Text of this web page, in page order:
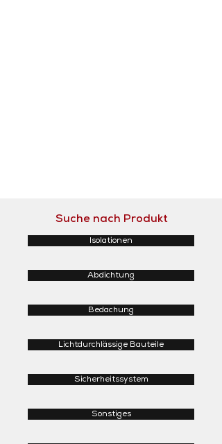
Suche nach Produkt
Isolationen
Abdichtung
Bedachung
Lichtdurchlässige Bauteile
Sicherheitssystem
Sonstiges